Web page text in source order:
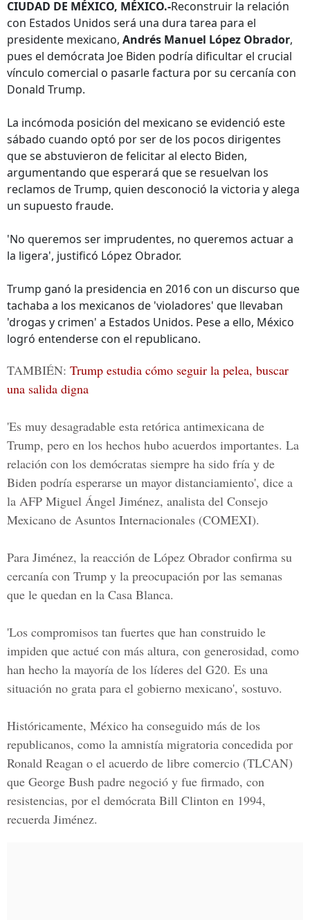
CIUDAD DE MÉXICO, MÉXICO.-Reconstruir la relación
con Estados Unidos será una dura tarea para el
presidente mexicano, Andrés Manuel López Obrador,
pues el demócrata Joe Biden podría dificultar el crucial
vínculo comercial o pasarle factura por su cercanía con
Donald Trump.
La incómoda posición del mexicano se evidenció este
sábado cuando optó por ser de los pocos dirigentes
que se abstuvieron de felicitar al electo Biden,
argumentando que esperará que se resuelvan los
reclamos de Trump, quien desconoció la victoria y alega
un supuesto fraude.
'No queremos ser imprudentes, no queremos actuar a
la ligera', justificó López Obrador.
Trump ganó la presidencia en 2016 con un discurso que
tachaba a los mexicanos de 'violadores' que llevaban
'drogas y crimen' a Estados Unidos. Pese a ello, México
logró entenderse con el republicano.
TAMBIÉN: Trump estudia cómo seguir la pelea, buscar
una salida digna
'Es muy desagradable esta retórica antimexicana de
Trump, pero en los hechos hubo acuerdos importantes. La
relación con los demócratas siempre ha sido fría y de
Biden podría esperarse un mayor distanciamiento', dice a
la AFP Miguel Ángel Jiménez, analista del Consejo
Mexicano de Asuntos Internacionales (COMEXI).
Para Jiménez, la reacción de López Obrador confirma su
cercanía con Trump y la preocupación por las semanas
que le quedan en la Casa Blanca.
'Los compromisos tan fuertes que han construido le
impiden que actué con más altura, con generosidad, como
han hecho la mayoría de los líderes del G20. Es una
situación no grata para el gobierno mexicano', sostuvo.
Históricamente, México ha conseguido más de los
republicanos, como la amnistía migratoria concedida por
Ronald Reagan o el acuerdo de libre comercio (TLCAN)
que George Bush padre negoció y fue firmado, con
resistencias, por el demócrata Bill Clinton en 1994,
recuerda Jiménez.